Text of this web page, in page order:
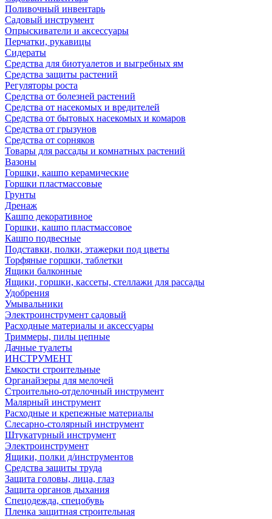
Поливочный инвентарь
Садовый инструмент
Опрыскиватели и аксессуары
Перчатки, рукавицы
Сидераты
Средства для биотуалетов и выгребных ям
Средства защиты растений
Регуляторы роста
Средства от болезней растений
Средства от насекомых и вредителей
Средства от бытовых насекомых и комаров
Средства от грызунов
Средства от сорняков
Товары для рассады и комнатных растений
Вазоны
Горшки, кашпо керамические
Горшки пластмассовые
Грунты
Дренаж
Кашпо декоративное
Горшки, кашпо пластмассовое
Кашпо подвесные
Подставки, полки, этажерки под цветы
Торфяные горшки, таблетки
Ящики балконные
Ящики, горшки, кассеты, стеллажи для рассады
Удобрения
Умывальники
Электроинструмент садовый
Расходные материалы и аксессуары
Триммеры, пилы цепные
Дачные туалеты
ИНСТРУМЕНТ
Емкости строительные
Органайзеры для мелочей
Строительно-отделочный инструмент
Малярный инструмент
Расходные и крепежные материалы
Слесарно-столярный инструмент
Штукатурный инструмент
Электроинструмент
Ящики, полки д/инструментов
Средства защиты труда
Защита головы, лица, глаз
Защита органов дыхания
Спецодежда, спецобувь
Пленка защитная строительная